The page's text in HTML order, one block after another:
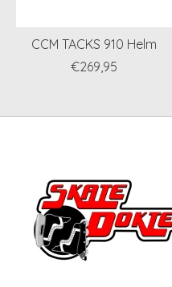
CCM TACKS 910 Helm
€269,95